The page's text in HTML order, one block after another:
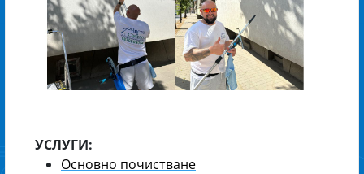
УСЛУГИ:
Основно почистване